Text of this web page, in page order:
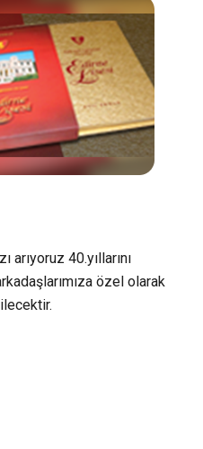
arıyoruz 40.yıllarını
özel olarak